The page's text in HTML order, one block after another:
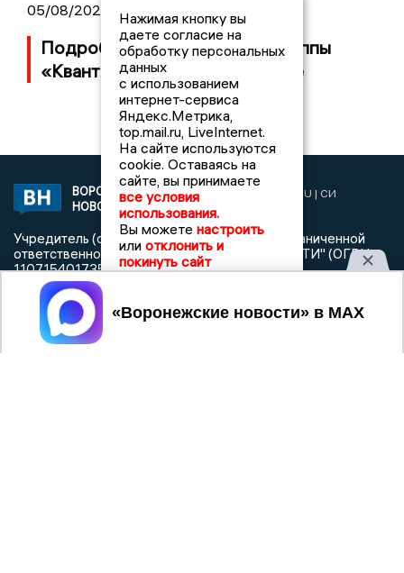
05/08/2026 14:40
Подробности банкротства группы
«Квант» с заводом в Воронеже
ВОРОНЕЖСКИЕ
НОВОСТИ
2019 © VORONEZHNEWS.RU | СИ
«Воронежские новости»
Учредитель (соучредители): Общество с ограниченной
ответственностью "РЕГИОНАЛЬНЫЕ НОВОСТИ" (ОГРН
1107154017354)
Главный редактор: Пирогов А.А.
Телефон редакции: +7 (473) 262 77 92
Электронная почта редакции:
Нажимая кнопку вы
даете согласие на
обработку персональных
данных
с использованием
интернет-сервиса
Яндекс.Метрика,
top.mail.ru, LiveInternet.
На сайте используются
cookie. Оставаясь на
сайте, вы принимаете
все условия
использования.
Вы можете настроить
или отклонить и
покинуть сайт
Принять